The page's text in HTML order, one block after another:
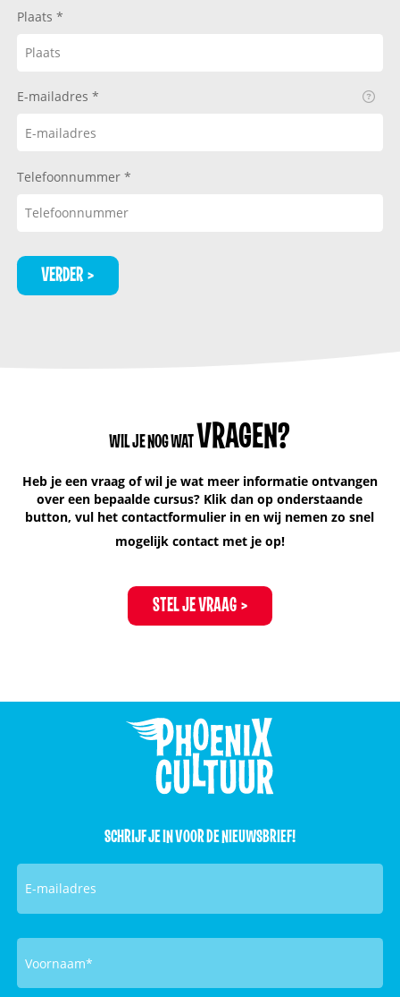
Plaats
E-mailadres
Telefoonnummer
VERDER
WIL JE NOG WATVRAGEN?
Heb je een vraag of wil je wat meer informatie ontvangen
over een bepaalde cursus? Klik dan op onderstaande
button, vul het contactformulier in en wij nemen zo snel
mogelijk contact met je op!
STEL JE VRAAG
SCHRIJF JE IN VOOR DE NIEUWSBRIEF!